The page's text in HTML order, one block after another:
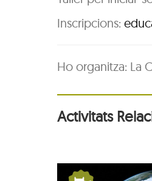
Inscripcions:
Ho organitza: La
Activitats